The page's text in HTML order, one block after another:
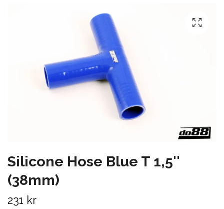
Silicone Hose Blue T 1,5''
(38mm)
231 kr